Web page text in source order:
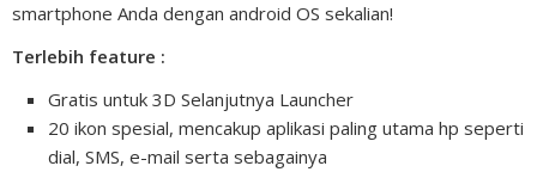
smartphone Anda dengan android OS sekalian!
Terlebih feature :
Gratis untuk 3D Selanjutnya Launcher
20 ikon spesial, mencakup aplikasi paling utama hp seperti
dial, SMS, e-mail serta sebagainya